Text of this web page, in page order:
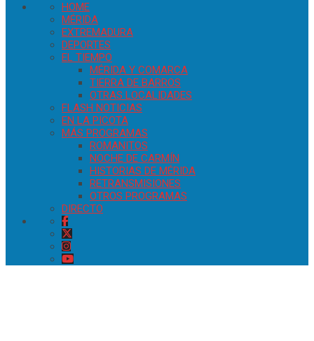
HOME
MÉRIDA
EXTREMADURA
DEPORTES
EL TIEMPO
MÉRIDA Y COMARCA
TIERRA DE BARROS
OTRAS LOCALIDADES
FLASH NOTICIAS
EN LA PICOTA
MÁS PROGRAMAS
ROMANITOS
NOCHE DE CARMÍN
HISTORIAS DE MÉRIDA
RETRANSMISIONES
OTROS PROGRAMAS
DIRECTO